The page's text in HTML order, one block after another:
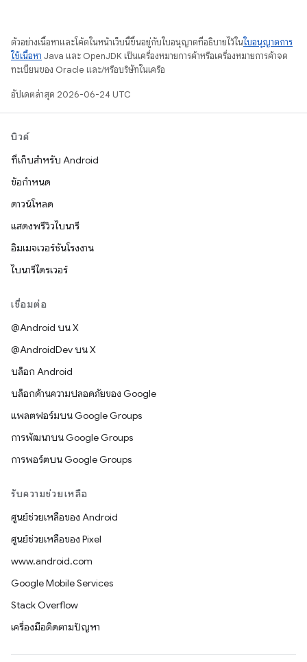
ตัวอย่างเนื้อหาและโค้ดในหน้าเว็บนี้ขึ้นอยู่กับใบอนุญาตที่อธิบายไว้ในใบอนุญาตการ
ใช้เนื้อหา Java และ OpenJDK เป็นเครื่องหมายการค้าหรือเครื่องหมายการค้าจด
ทะเบียนของ Oracle และ/หรือบริษัทในเครือ
อัปเดตล่าสุด 2026-06-24 UTC
บิวด์
ที่เก็บสำหรับ Android
ข้อกำหนด
ดาวน์โหลด
แสดงพรีวิวไบนารี
อิมเมจเวอร์ชันโรงงาน
ไบนารีไดรเวอร์
เชื่อมต่อ
@Android บน X
@AndroidDev บน X
บล็อก Android
บล็อกด้านความปลอดภัยของ Google
แพลตฟอร์มบน Google Groups
การพัฒนาบน Google Groups
การพอร์ตบน Google Groups
รับความช่วยเหลือ
ศูนย์ช่วยเหลือของ Android
ศูนย์ช่วยเหลือของ Pixel
www.android.com
Google Mobile Services
Stack Overflow
เครื่องมือติดตามปัญหา